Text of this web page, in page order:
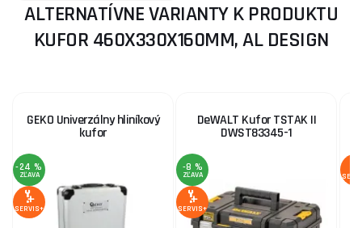
ALTERNATÍVNE VARIANTY K PRODUKTU
KUFOR 460X330X160MM, AL DESIGN
GEKO Univerzálny hliníkový
kufor
-24 %
ZĽAVA
SERVIS+
DeWALT Kufor TSTAK II
DWST83345-1
-8 %
ZĽAVA
SERVIS+